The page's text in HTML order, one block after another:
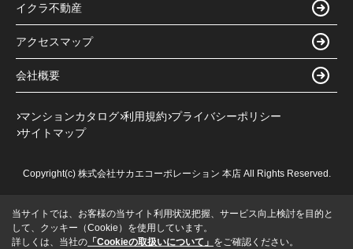
イクラ不動産
アクセスマップ
会社概要
マンションカタログ 利用規約 プライバシーポリシー
サイトマップ
Copyright(c) 株式会社サカエコーポレーション 本店 All Rights Reserved.
当サイトでは、お客様の当サイト利用状況把握、サービス向上検討を目的と
して、クッキー（Cookie）を使用しています。
詳しくは、当社の 「Cookieの取扱いについて」 をご確認ください。